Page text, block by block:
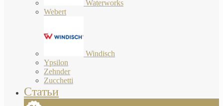
Waterworks
Webert
Windisch
Ypsilon
Zehnder
Zucchetti
Статьи